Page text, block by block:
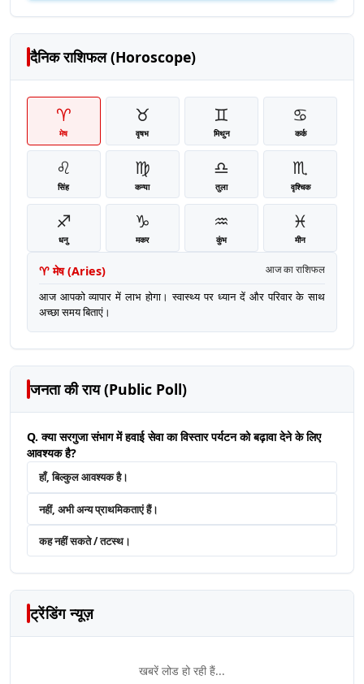
दैनिक राशिफल (Horoscope)
♈
मेष
♉
वृषभ
♊
मिथुन
♋
कर्क
♌
सिंह
♍
कन्या
♎
तुला
♏
वृश्चिक
♐
धनु
♑
मकर
♒
कुंभ
♓
मीन
♈ मेष(Aries) आज का राशिफल
आज आपको व्यापार में लाभ होगा। स्वास्थ्य पर ध्यान दें और परिवार के साथ
अच्छा समय बिताएं।
जनता की राय (Public Poll)
Q. क्या सरगुजा संभाग में हवाई सेवा का विस्तार पर्यटन को बढ़ावा देने के लिए
आवश्यक है?
हाँ, बिल्कुल आवश्यक है।
नहीं, अभी अन्य प्राथमिकताएं हैं।
कह नहीं सकते / तटस्थ।
ट्रेंडिंग न्यूज़
खबरें लोड हो रही हैं...